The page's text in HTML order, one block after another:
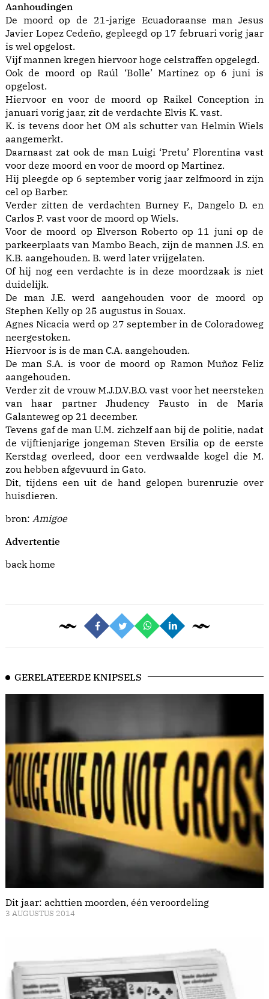
Aanhoudingen
De moord op de 21-jarige Ecuadoraanse man Jesus
Javier Lopez Cedeño, gepleegd op 17 februari vorig jaar
is wel opgelost.
Vijf mannen kregen hiervoor hoge celstraffen opgelegd.
Ook de moord op Raúl ‘Bolle’ Martinez op 6 juni is
opgelost.
Hiervoor en voor de moord op Raikel Conception in
januari vorig jaar, zit de verdachte Elvis K. vast.
K. is tevens door het OM als schutter van Helmin Wiels
aangemerkt.
Daarnaast zat ook de man Luigi ‘Pretu’ Florentina vast
voor deze moord en voor de moord op Martinez.
Hij pleegde op 6 september vorig jaar zelfmoord in zijn
cel op Barber.
Verder zitten de verdachten Burney F., Dangelo D. en
Carlos P. vast voor de moord op Wiels.
Voor de moord op Elverson Roberto op 11 juni op de
parkeerplaats van Mambo Beach, zijn de mannen J.S. en
K.B. aangehouden. B. werd later vrijgelaten.
Of hij nog een verdachte is in deze moordzaak is niet
duidelijk.
De man J.E. werd aangehouden voor de moord op
Stephen Kelly op 25 augustus in Souax.
Agnes Nicacia werd op 27 september in de Coloradoweg
neergestoken.
Hiervoor is is de man C.A. aangehouden.
De man S.A. is voor de moord op Ramon Muñoz Feliz
aangehouden.
Verder zit de vrouw M.J.D.V.B.O. vast voor het neersteken
van haar partner Jhudency Fausto in de Maria
Galanteweg op 21 december.
Tevens gaf de man U.M. zichzelf aan bij de politie, nadat
de vijftienjarige jongeman Steven Ersilia op de eerste
Kerstdag overleed, door een verdwaalde kogel die M.
zou hebben afgevuurd in Gato.
Dit, tijdens een uit de hand gelopen burenruzie over
huisdieren.
bron: Amigoe
Advertentie
back home
GERELATEERDE KNIPSELS
Dit jaar: achttien moorden, één veroordeling
3 AUGUSTUS 2014